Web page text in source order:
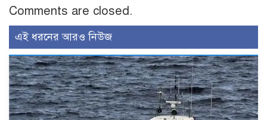
Comments are closed.
এই ধরনের আরও নিউজ